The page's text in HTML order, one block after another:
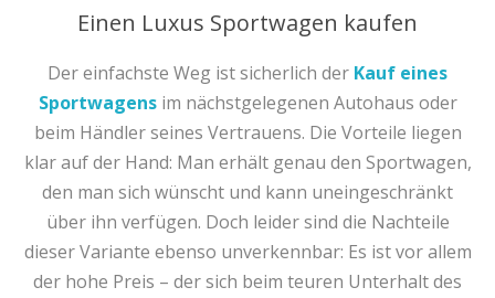
Einen Luxus Sportwagen kaufen
Der einfachste Weg ist sicherlich der Kauf eines
Sportwagensim nächstgelegenen Autohaus oder
beim Händler seines Vertrauens. Die Vorteile liegen
klar auf der Hand: Man erhält genau den Sportwagen,
den man sich wünscht und kann uneingeschränkt
über ihn verfügen. Doch leider sind die Nachteile
dieser Variante ebenso unverkennbar: Es ist vor allem
der hohe Preis – der sich beim teuren Unterhalt des